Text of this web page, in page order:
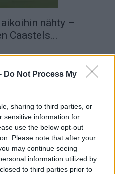
Do Not Process My
sharing to third parties, or
sensitive information for
use the below opt-out
Please note that after your
may continue seeing
information utilized by
to third parties prior to
nähty –
Caastels...